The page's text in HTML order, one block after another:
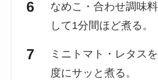
なめこ・合わせ調味
して1分間ほど煮る。
ミニトマト・レタス
度にサッと煮る。